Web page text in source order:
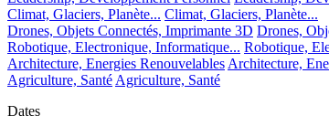
Climat, Glaciers, Planète... Climat, Glaciers, Planète...
Drones, Objets Connectés, Imprimante 3D Drones,
Robotique, Electronique, Informatique... Robotique,
Architecture, Energies RenouvelablesArchitecture,
Agriculture, SantéAgriculture, Santé
Dates